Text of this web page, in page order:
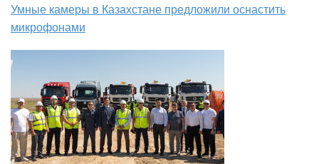
Умные камеры в Казахстане предложили оснастить
микрофонами